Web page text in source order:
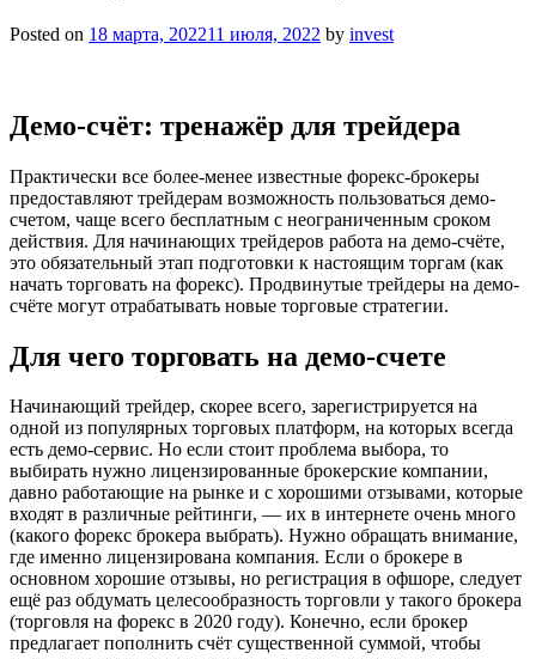
Posted on 18 марта, 202211 июля, 2022 by invest
Демо-счёт: тренажёр для трейдера
Практически все более-менее известные форекс-брокеры
предоставляют трейдерам возможность пользоваться демо-
счетом, чаще всего бесплатным с неограниченным сроком
действия. Для начинающих трейдеров работа на демо-счёте,
это обязательный этап подготовки к настоящим торгам (как
начать торговать на форекс). Продвинутые трейдеры на демо-
счёте могут отрабатывать новые торговые стратегии.
Для чего торговать на демо-счете
Начинающий трейдер, скорее всего, зарегистрируется на
одной из популярных торговых платформ, на которых всегда
есть демо-сервис. Но если стоит проблема выбора, то
выбирать нужно лицензированные брокерские компании,
давно работающие на рынке и с хорошими отзывами, которые
входят в различные рейтинги, — их в интернете очень много
(какого форекс брокера выбрать). Нужно обращать внимание,
где именно лицензирована компания. Если о брокере в
основном хорошие отзывы, но регистрация в офшоре, следует
ещё раз обдумать целесообразность торговли у такого брокера
(торговля на форекс в 2020 году). Конечно, если брокер
предлагает пополнить счёт существенной суммой, чтобы